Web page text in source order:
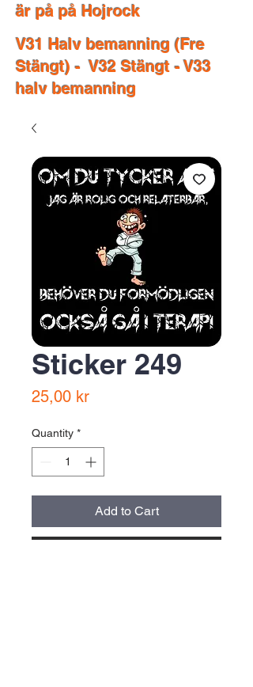
är på på Hojrock
V31 Halv bemanning (Fre
Stängt) - V32 Stängt - V33
halv bemanning
Sticker 249
25,00 krPrice
Quantity *
Add to Cart